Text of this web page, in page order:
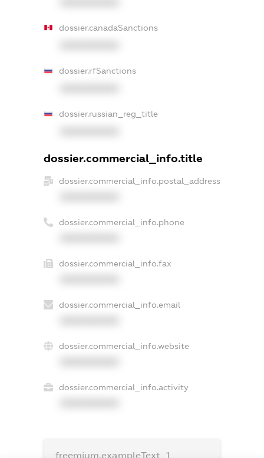
dossier.canadaSanctions
dossier.rfSanctions
dossier.russian_reg_title
dossier.commercial_info.title
dossier.commercial_info.postal_address
dossier.commercial_info.phone
dossier.commercial_info.fax
dossier.commercial_info.email
dossier.commercial_info.website
dossier.commercial_info.activity
freemium.exampleText_1